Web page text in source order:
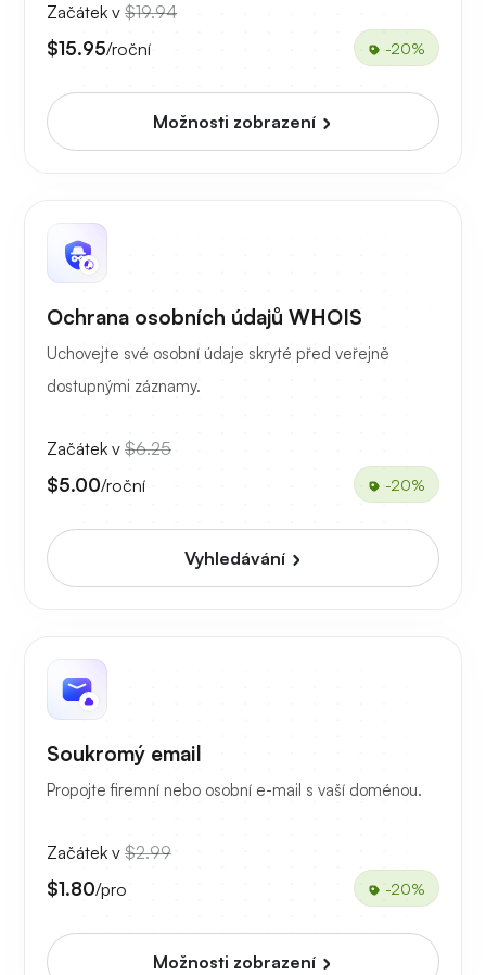
Začátek v $19.94
$15.95/roční -20%
Možnosti zobrazení
Ochrana osobních údajů WHOIS
Uchovejte své osobní údaje skryté před veřejně
dostupnými záznamy.
Začátek v $6.25
$5.00/roční -20%
Vyhledávání
Soukromý email
Propojte firemní nebo osobní e-mail s vaší doménou.
Začátek v $2.99
$1.80/pro -20%
Možnosti zobrazení